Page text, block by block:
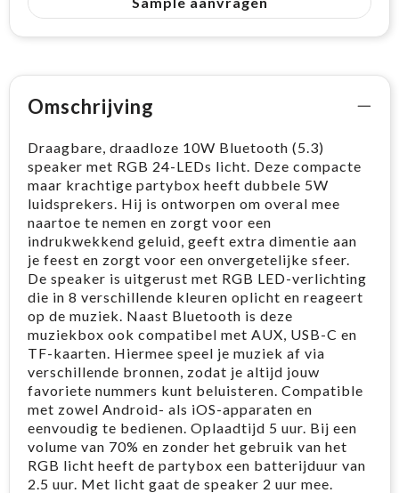
Omschrijving
Draagbare, draadloze 10W Bluetooth (5.3)
speaker met RGB 24-LEDs licht. Deze compacte
maar krachtige partybox heeft dubbele 5W
luidsprekers. Hij is ontworpen om overal mee
naartoe te nemen en zorgt voor een
indrukwekkend geluid, geeft extra dimentie aan
je feest en zorgt voor een onvergetelijke sfeer.
De speaker is uitgerust met RGB LED-verlichting
die in 8 verschillende kleuren oplicht en reageert
op de muziek. Naast Bluetooth is deze
muziekbox ook compatibel met AUX, USB-C en
TF-kaarten. Hiermee speel je muziek af via
verschillende bronnen, zodat je altijd jouw
favoriete nummers kunt beluisteren. Compatible
met zowel Android- als iOS-apparaten en
eenvoudig te bedienen. Oplaadtijd 5 uur. Bij een
volume van 70% en zonder het gebruik van het
RGB licht heeft de partybox een batterijduur van
2.5 uur. Met licht gaat de speaker 2 uur mee.